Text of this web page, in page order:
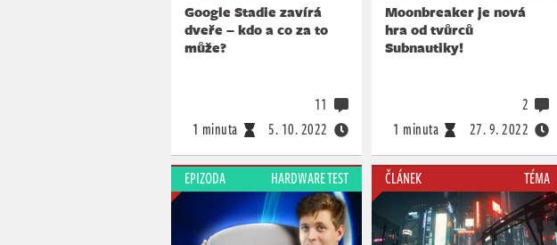
Google Stadie zavírá
dveře – kdo a co za to
může?
1 minuta 5. 10. 2022
11
Moonbreaker je nová
hra od tvůrců
Subnautiky!
1 minuta 27. 9. 2022
2
EPIZODA HARDWARE TEST ČLÁNEK TÉMA